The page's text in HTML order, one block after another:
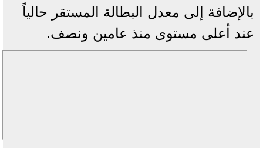
بالإضافة إلى معدل البطالة المستقر حالياً
عند أعلى مستوى منذ عامين ونصف.